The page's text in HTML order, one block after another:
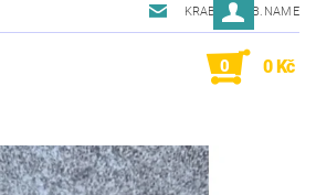
KRAB@KRAB.NAME
0 0 Kč